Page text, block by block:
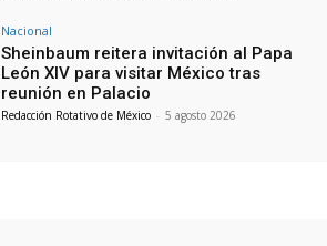
Nacional
Sheinbaum reitera invitación al Papa
León XIV para visitar México tras
reunión en Palacio
Redacción Rotativo de México - 5 agosto 2026